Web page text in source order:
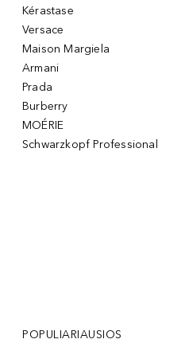
Kérastase
Versace
Maison Margiela
Armani
Prada
Burberry
MOÉRIE
Schwarzkopf Professional
POPULIARIAUSIOS